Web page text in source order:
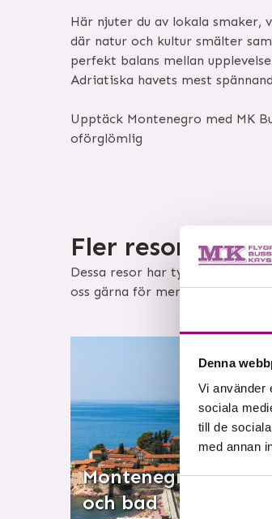
Denna
Vi använder
sociala
till de
med annan
Här njuter du av lokala smaker,
där natur och kultur smälter
perfekt balans mellan
Adriatiska havets mest
Upptäck Montenegro med MK
oförglömlig
Fler resor i vårt
Dessa resor har tyvärr inga
oss gärna för mer information
Montenegro - sol
och bad